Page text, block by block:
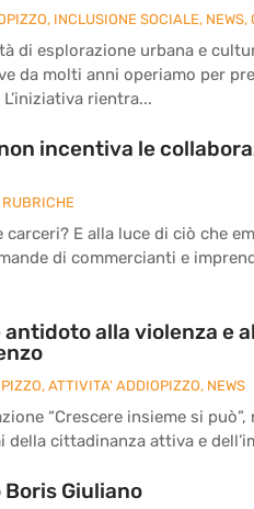
, INCLUSIONE SOCIALE, NEWS,
di esplorazione urbana e
da molti anni operiamo per
rientra...
incentiva le
RUBRICHE
E alla luce di ciò che
di commercianti e
alla violenza e
, ATTIVITA' ADDIOPIZZO, NEWS
“Crescere insieme si
cittadinanza attiva e
Giuliano